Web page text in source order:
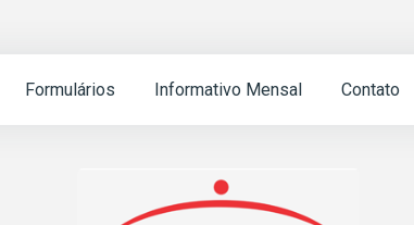
Formulários Informativo Mensal Contato